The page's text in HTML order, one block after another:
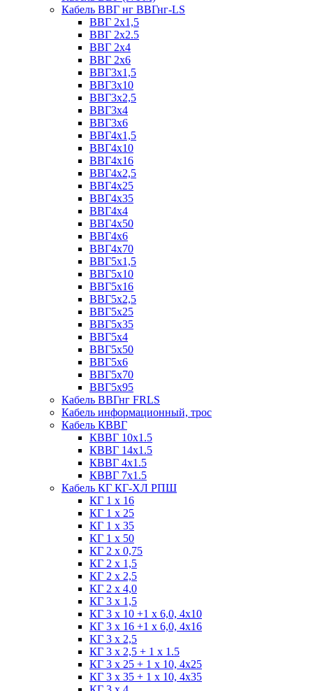
Кабель ВВГ нг ВВГнг-LS
ВВГ 2х1,5
ВВГ 2х2.5
ВВГ 2х4
ВВГ 2х6
ВВГ3х1,5
ВВГ3х10
ВВГ3х2,5
ВВГ3х4
ВВГ3х6
ВВГ4х1,5
ВВГ4х10
ВВГ4х16
ВВГ4х2,5
ВВГ4х25
ВВГ4х35
ВВГ4х4
ВВГ4х50
ВВГ4х6
ВВГ4х70
ВВГ5х1,5
ВВГ5х10
ВВГ5х16
ВВГ5х2,5
ВВГ5х25
ВВГ5х35
ВВГ5х4
ВВГ5х50
ВВГ5х6
ВВГ5х70
ВВГ5х95
Кабель ВВГнг FRLS
Кабель информационный, трос
Кабель КВВГ
КВВГ 10х1.5
КВВГ 14х1.5
КВВГ 4х1.5
КВВГ 7х1.5
Кабель КГ КГ-ХЛ РПШ
КГ 1 х 16
КГ 1 х 25
КГ 1 х 35
КГ 1 х 50
КГ 2 х 0,75
КГ 2 х 1,5
КГ 2 х 2,5
КГ 2 х 4,0
КГ 3 х 1,5
КГ 3 х 10 +1 x 6,0, 4х10
КГ 3 х 16 +1 x 6,0, 4х16
КГ 3 х 2,5
КГ 3 х 2,5 + 1 x 1.5
КГ 3 х 25 + 1 х 10, 4х25
КГ 3 х 35 + 1 x 10, 4х35